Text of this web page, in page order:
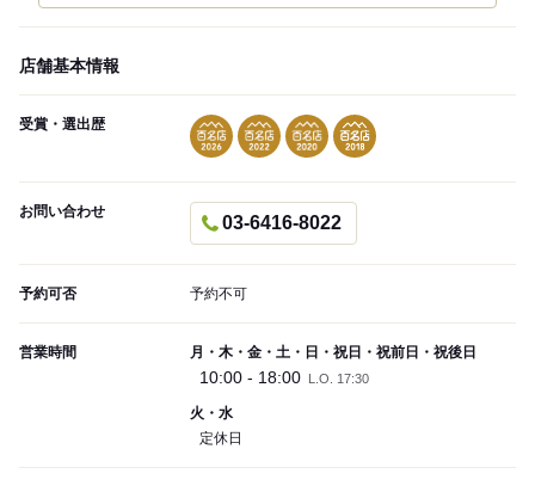
店舗基本情報
受賞・選出歴
お問い合わせ
03-6416-8022
予約可否 予約不可
営業時間 月・木・金・土・日・祝日・祝前日・祝後日
10:00 - 18:00 L.O. 17:30
火・水
定休日